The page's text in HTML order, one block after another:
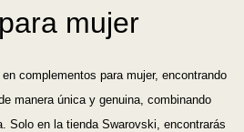
mujer
complementos para mujer, encontrando
manera única y genuina, combinando
Solo en la tienda Swarovski, encontrarás